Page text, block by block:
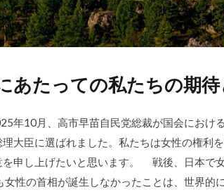
あたっての私たちの期
年10月、高市早苗自民党総裁が国会におけ
大臣に選ばれました。私たちは女性の権利を
申し上げたいと思います。 戦後、日本で
性の首相が誕生しなかったことは、世界的